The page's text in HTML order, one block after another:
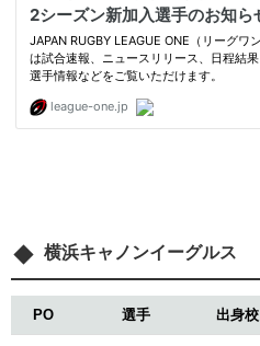
横浜キャノンイーグルス
PO 選手 出身校